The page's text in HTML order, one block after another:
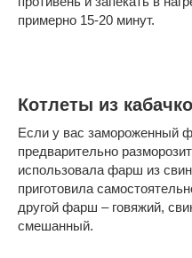
примерно 15-20 минут.
Котлеты из
Если у вас замороженный
предварительно
использовала фарш из
приготовила
другой фарш – говяжий,
смешанный.